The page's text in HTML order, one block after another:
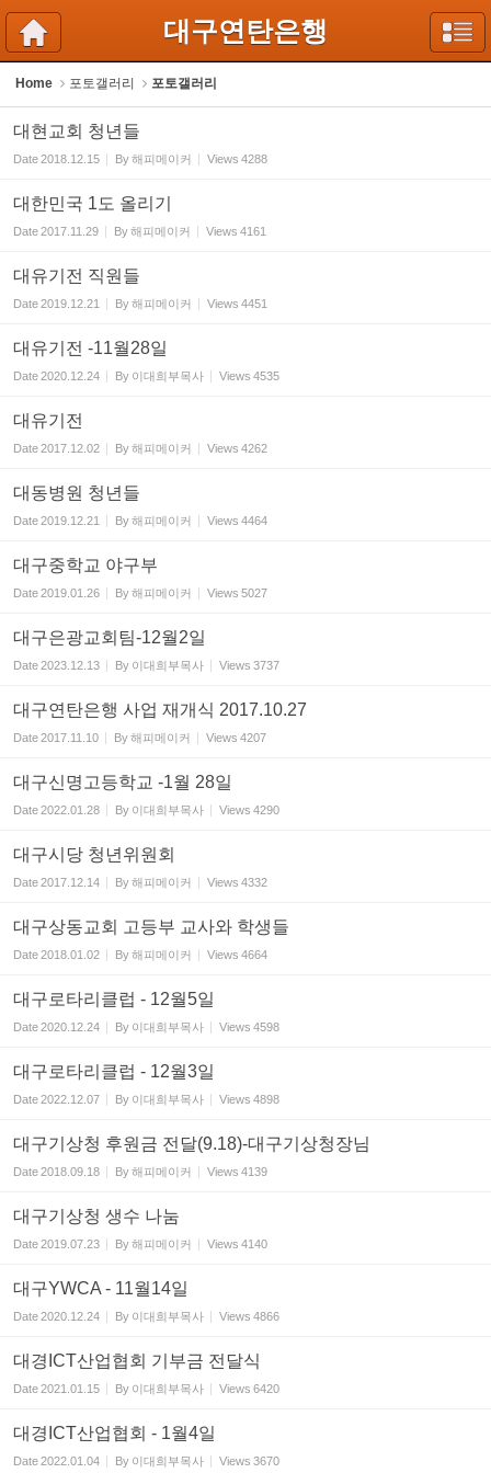
대구연탄은행
Home 포토갤러리 포토갤러리
대현교회 청년들
Date2018.12.15 By해피메이커 Views 4288
대한민국 1도 올리기
Date2017.11.29 By해피메이커 Views 4161
대유기전 직원들
Date2019.12.21 By해피메이커 Views 4451
대유기전 -11월28일
Date2020.12.24 By 이대희부목사 Views 4535
대유기전
Date2017.12.02 By해피메이커 Views 4262
대동병원 청년들
Date2019.12.21 By해피메이커 Views 4464
대구중학교 야구부
Date2019.01.26 By해피메이커 Views 5027
대구은광교회팀-12월2일
Date2023.12.13 By 이대희부목사 Views 3737
대구연탄은행 사업 재개식 2017.10.27
Date2017.11.10 By해피메이커 Views 4207
대구신명고등학교 -1월 28일
Date2022.01.28 By 이대희부목사 Views 4290
대구시당 청년위원회
Date2017.12.14 By해피메이커 Views 4332
대구상동교회 고등부 교사와 학생들
Date2018.01.02 By해피메이커 Views 4664
대구로타리클럽 - 12월5일
Date2020.12.24 By 이대희부목사 Views 4598
대구로타리클럽 - 12월3일
Date2022.12.07 By 이대희부목사 Views 4898
대구기상청 후원금 전달(9.18)-대구기상청장님
Date2018.09.18 By해피메이커 Views 4139
대구기상청 생수 나눔
Date2019.07.23 By해피메이커 Views 4140
대구YWCA - 11월14일
Date2020.12.24 By 이대희부목사 Views 4866
대경ICT산업협회 기부금 전달식
Date2021.01.15 By 이대희부목사 Views 6420
대경ICT산업협회 - 1월4일
Date2022.01.04 By 이대희부목사 Views 3670